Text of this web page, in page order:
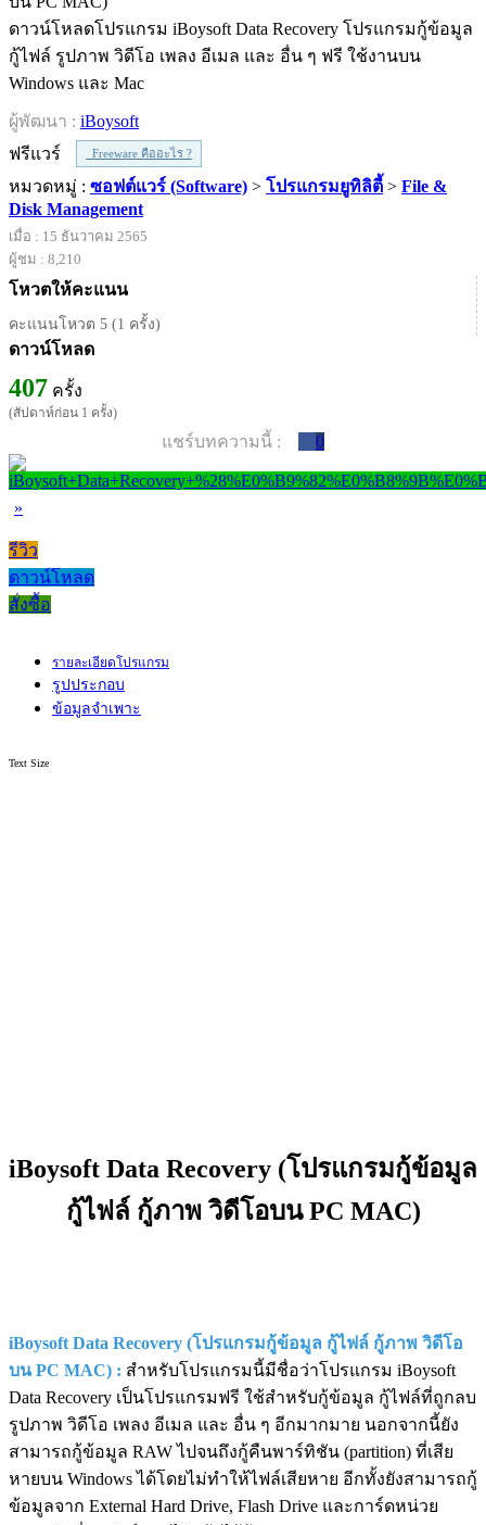
ดาวน์โหลดโปรแกรม iBoysoft Data Recovery โปรแกรมกู้ข้อมูล
กู้ไฟล์ รูปภาพ วิดีโอ เพลง อีเมล และ อื่น ๆ ฟรี ใช้งานบน
Windows และ Mac
ผู้พัฒนา : iBoysoft
ฟรีแวร์
Freeware คืออะไร ?
หมวดหมู่ : ซอฟต์แวร์ (Software) > โปรแกรมยูทิลิตี้ > File &
Disk Management
เมื่อ : 15 ธันวาคม 2565
ผู้ชม : 8,210
โหวตให้คะแนน
คะแนนโหวต 5 (1 ครั้ง)
ดาวน์โหลด
407 ครั้ง
(สัปดาห์ก่อน 1 ครั้ง)
แชร์บทความนี้ : 0
»
รีวิว
ดาวน์โหลด
สั่งซื้อ
รายละเอียดโปรแกรม
รูปประกอบ
ข้อมูลจำเพาะ
Text Size
iBoysoft Data Recovery (โปรแกรมกู้ข้อมูล
กู้ไฟล์ กู้ภาพ วิดีโอบน PC MAC)
iBoysoft Data Recovery (โปรแกรมกู้ข้อมูล กู้ไฟล์ กู้ภาพ วิดีโอ
บน PC MAC) : สำหรับโปรแกรมนี้มีชื่อว่าโปรแกรม iBoysoft
Data Recovery เป็นโปรแกรมฟรี ใช้สำหรับกู้ข้อมูล กู้ไฟล์ที่ถูกลบ
รูปภาพ วิดีโอ เพลง อีเมล และ อื่น ๆ อีกมากมาย นอกจากนี้ยัง
สามารถกู้ข้อมูล RAW ไปจนถึงกู้คืนพาร์ทิชัน (partition) ที่เสีย
หายบน Windows ได้โดยไม่ทำให้ไฟล์เสียหาย อีกทั้งยังสามารถกู้
ข้อมูลจาก External Hard Drive, Flash Drive และการ์ดหน่วย